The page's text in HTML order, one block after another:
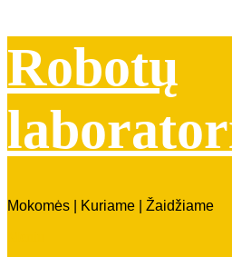
Robotų
Mokomės | Kuriame | Žaidžiame